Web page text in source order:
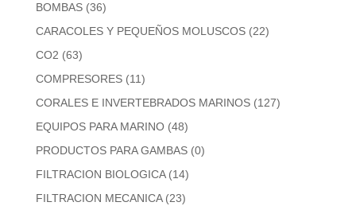
BOMBAS (36)
CARACOLES Y PEQUEÑOS MOLUSCOS (22)
CO2 (63)
COMPRESORES (11)
CORALES E INVERTEBRADOS MARINOS (127)
EQUIPOS PARA MARINO (48)
PRODUCTOS PARA GAMBAS (0)
FILTRACION BIOLOGICA (14)
FILTRACION MECANICA (23)